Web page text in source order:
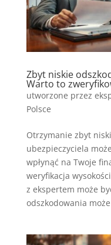
Zbyt niskie
Warto to
utworzone przez
Polsce
Otrzymanie zbyt
ubezpieczyciela
wpłynąć na Twoje
weryfikacja
z ekspertem może
odszkodowania